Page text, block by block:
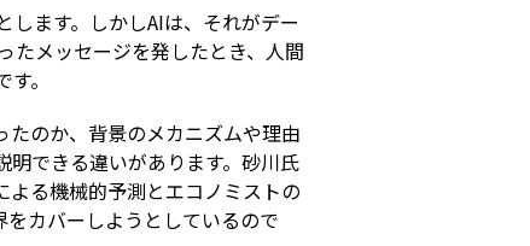
ます。しかしAIは、それがデー
たメッセージを発したとき、人間
。
のか、背景のメカニズムや理由
できる違いがあります。砂川氏
る機械的予測とエコノミストの
カバーしようとしているので